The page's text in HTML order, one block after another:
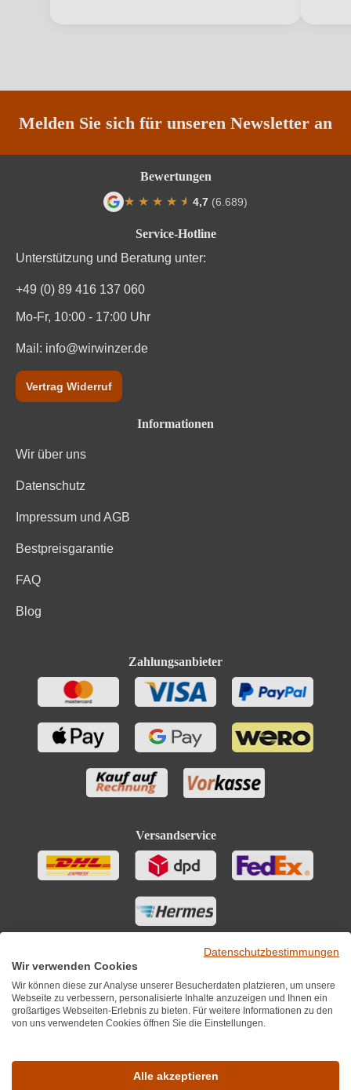
Vegan
Weinart Weißwein
Nährwertangaben
Durchschnittliche nährwertangaben
Kohlenhydrate
Kohlenhydrate davon Zucker
Konservierungsstoffe (Sulfite), Trauben, Saccharose,
Stabilisator: Metaweinsäure. Enthält geringfügige
Mengen von Fett, gesättigten Fettsäuren, Eiweiß und
Melden Sie sich für unseren Newsletter an
Service-Hotline
Unterstützung und Beratung unter:
+49 (0) 89 416 137 060
Mo-Fr, 10:00 - 17:00 Uhr
Mail: info@wirwinzer.de
Vertrag Widerruf
Informationen
Wir über uns
Datenschutz
Impressum und AGB
Bestpreisgarantie
FAQ
Blog
Zahlungsanbieter
Versandservice
Bewertungen
★ ★ ★ ★ ★
★ 4,7 (6.689)
Datenschutzbestimmungen
Wir verwenden Cookies
Wir können diese zur Analyse unserer Besucherdaten platzieren, um unsere
Webseite zu verbessern, personalisierte Inhalte anzuzeigen und Ihnen ein
großartiges Webseiten-Erlebnis zu bieten. Für weitere Informationen zu den
von uns verwendeten Cookies öffnen Sie die Einstellungen.
Alle akzeptieren